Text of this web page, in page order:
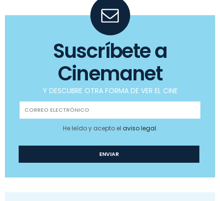
Suscríbete a
Cinemanet
Y DESCUBRE OTRA FORMA DE VER EL CINE
He leído y acepto el aviso legal.